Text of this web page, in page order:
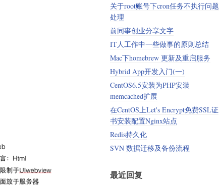
关于root账号下cron任务不执行问题
处理
前同事创业分享文字
IT人工作中一些做事的原则总结
Mac下homebrew 更新及重启服务
Hybrid App开发入门(一)
CentOS6.5安装为PHP安装
memcached扩展
在CentOS上Let's Encrypt免费SSL证
书安装配置Nginx站点
Redis持久化
SVN 数据迁移及备份流程
最近回复